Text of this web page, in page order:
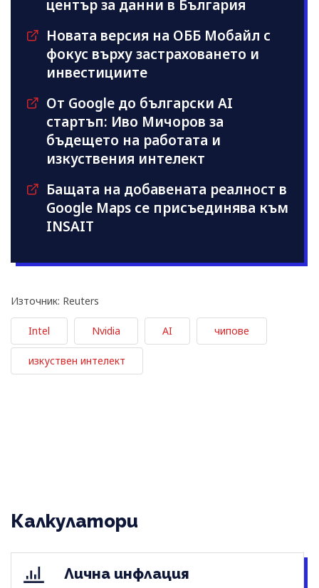
център за данни в България
Новата версия на ОББ Мобайл с
фокус върху застраховането и
инвестициите
От Google до български AI
стартъп: Иво Мичоров за
бъдещето на работата и
изкуствения интелект
Бащата на добавената реалност в
Google Maps се присъединява към
INSAIT
Източник: Reuters
Intel Nvidia AI чипове
изкуствен интелект
Калкулатори
Лична инфлация